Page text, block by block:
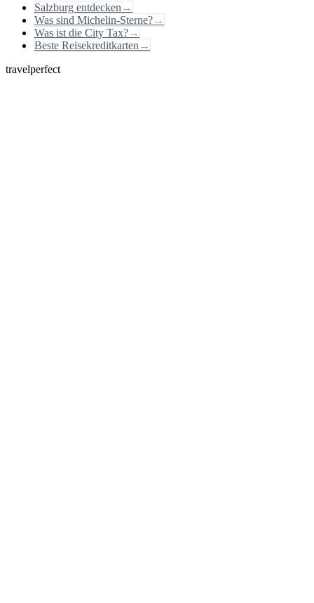
Salzburg entdecken →
Was sind Michelin-Sterne?→
Was ist die City Tax?→
Beste Reisekreditkarten →
travelperfect